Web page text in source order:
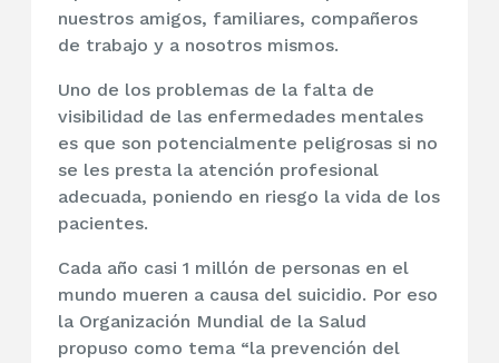
nuestros amigos, familiares, compañeros
de trabajo y a nosotros mismos.
Uno de los problemas de la falta de
visibilidad de las enfermedades mentales
es que son potencialmente peligrosas si no
se les presta la atención profesional
adecuada, poniendo en riesgo la vida de los
pacientes.
Cada año casi 1 millón de personas en el
mundo mueren a causa del suicidio. Por eso
la Organización Mundial de la Salud
propuso como tema “la prevención del